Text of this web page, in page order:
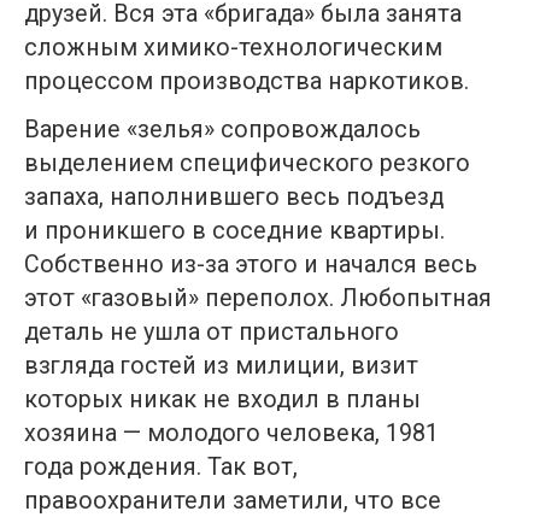
друзей. Вся эта «бригада» была занята
сложным химико-технологическим
процессом производства наркотиков.
Варение «зелья» сопровождалось
выделением специфического резкого
запаха, наполнившего весь подъезд
и проникшего в соседние квартиры.
Собственно из-за этого и начался весь
этот «газовый» переполох. Любопытная
деталь не ушла от пристального
взгляда гостей из милиции, визит
которых никак не входил в планы
хозяина — молодого человека, 1981
года рождения. Так вот,
правоохранители заметили, что все